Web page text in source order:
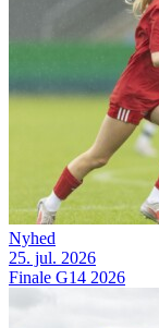
Nyhed
25. jul. 2026
Finale G14 2026